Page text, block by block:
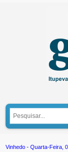
Vinhedo - Quarta-Feira,